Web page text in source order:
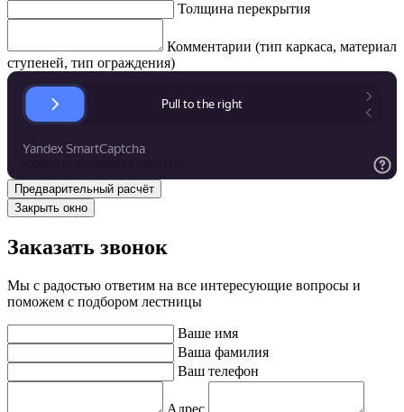
Толщина перекрытия
Комментарии (тип каркаса, материал
ступеней, тип ограждения)
Закрыть окно
Заказать звонок
Мы с радостью ответим на все интересующие вопросы и
поможем с подбором лестницы
Ваше имя
Ваша фамилия
Ваш телефон
Адрес